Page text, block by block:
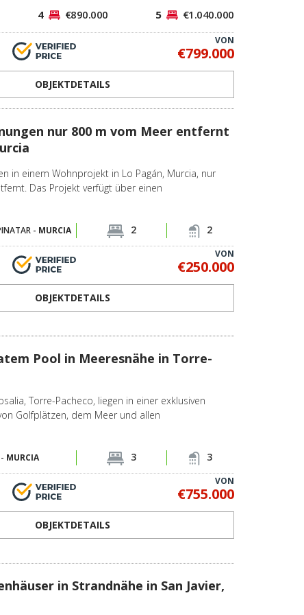
4 €890.000 5 €1.040.000
VON
€799.000
OBJEKTDETAILS
nur 800 m vom Meer entfernt
in einem Wohnprojekt in Lo Pagán, Murcia, nur
Das Projekt verfügt über einen
- MURCIA 2 2
VON
€250.000
OBJEKTDETAILS
Pool in Meeresnähe in Torre-
Torre-Pacheco, liegen in einer exklusiven
Golfplätzen, dem Meer und allen
MURCIA 3 3
VON
€755.000
OBJEKTDETAILS
in Strandnähe in San Javier,